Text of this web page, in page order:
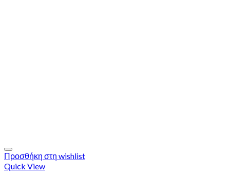
Προσθήκη στη wishlist
Quick View